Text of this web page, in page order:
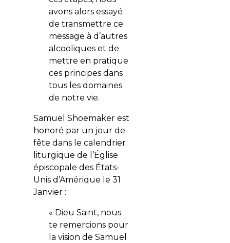
avons alors essayé
de transmettre ce
message à d’autres
alcooliques et de
mettre en pratique
ces principes dans
tous les domaines
de notre vie.
Samuel Shoemaker est
honoré par un jour de
fête dans le calendrier
liturgique de l’Église
épiscopale des États-
Unis d’Amérique le 31
Janvier :
« Dieu Saint, nous
te remercions pour
la vision de Samuel